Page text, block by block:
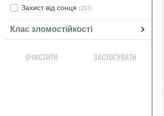
Захист від сонця (157)
Клас зломостійкості
ОЧИСТИТИ ЗАСТОСУВАТИ